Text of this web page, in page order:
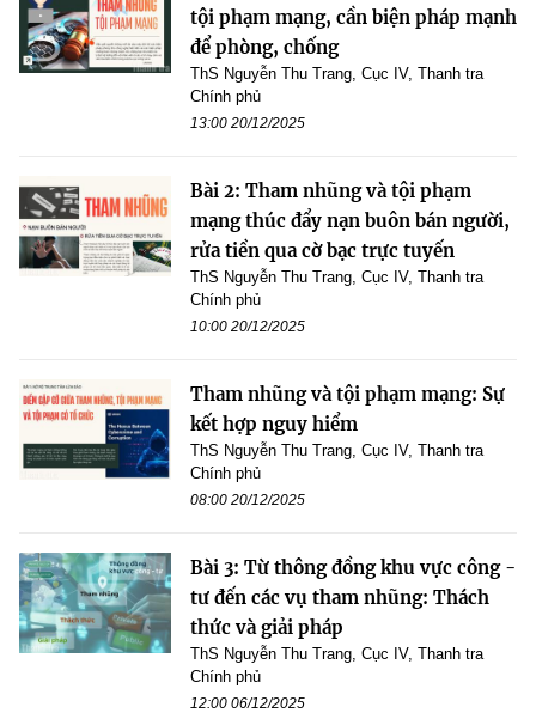
tội phạm mạng, cần biện pháp mạnh
để phòng, chống
ThS Nguyễn Thu Trang, Cục IV, Thanh tra
Chính phủ
13:00 20/12/2025
Bài 2: Tham nhũng và tội phạm
mạng thúc đẩy nạn buôn bán người,
rửa tiền qua cờ bạc trực tuyến
ThS Nguyễn Thu Trang, Cục IV, Thanh tra
Chính phủ
10:00 20/12/2025
Tham nhũng và tội phạm mạng: Sự
kết hợp nguy hiểm
ThS Nguyễn Thu Trang, Cục IV, Thanh tra
Chính phủ
08:00 20/12/2025
Bài 3: Từ thông đồng khu vực công -
tư đến các vụ tham nhũng: Thách
thức và giải pháp
ThS Nguyễn Thu Trang, Cục IV, Thanh tra
Chính phủ
12:00 06/12/2025